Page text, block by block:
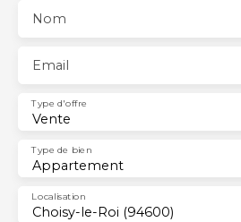
Nom
Email
Vente
Type d'offre
Appartement
Type de bien
Choisy-le-Roi (94600)
Localisation